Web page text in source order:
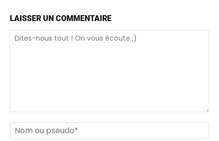
LAISSER UN COMMENTAIRE